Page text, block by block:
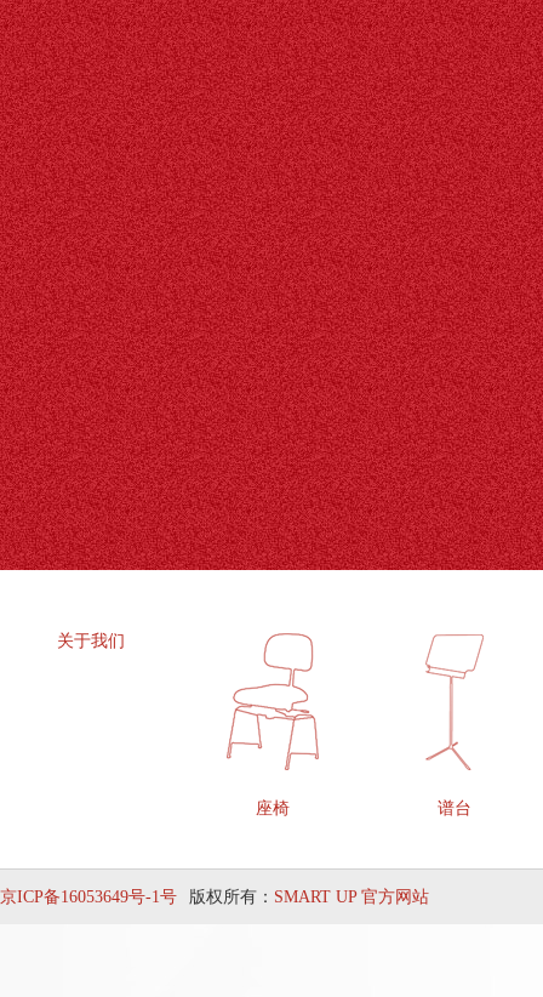
关于我们
座椅 谱台
京ICP备16053649号-1号 版权所有： SMART UP 官方网站